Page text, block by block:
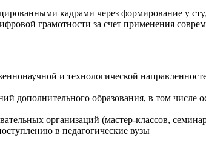
кадрами через формирование у
грамотности за счет применения
и технологической
дополнительного образования, в том
организаций (мастер-классов,
в педагогические вузы